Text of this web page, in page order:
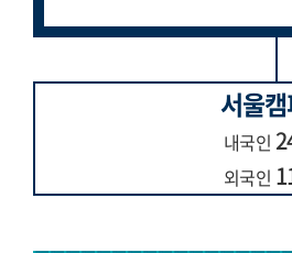
서울
내국인
외국인